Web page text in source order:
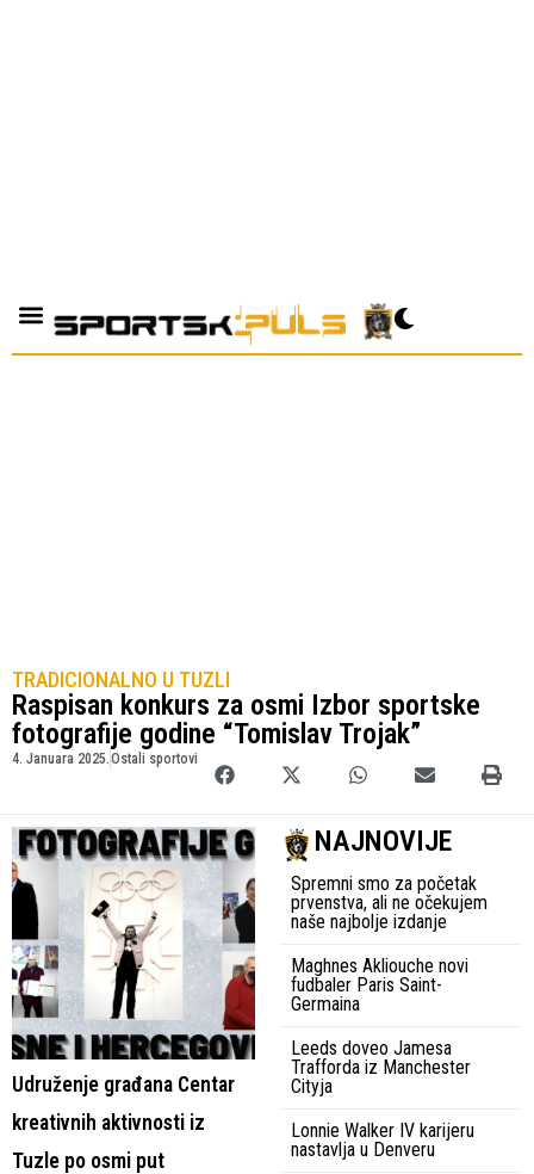
TRADICIONALNO U TUZLI
Raspisan konkurs za osmi Izbor sportske
fotografije godine “Tomislav Trojak”
4. Januara 2025. Ostali sportovi
Udruženje građana Centar
kreativnih aktivnosti iz
Tuzle po osmi put
NAJNOVIJE
Spremni smo za početak
prvenstva, ali ne očekujem
naše najbolje izdanje
Maghnes Akliouche novi
fudbaler Paris Saint-
Germaina
Leeds doveo Jamesa
Trafforda iz Manchester
Cityja
Lonnie Walker IV karijeru
nastavlja u Denveru